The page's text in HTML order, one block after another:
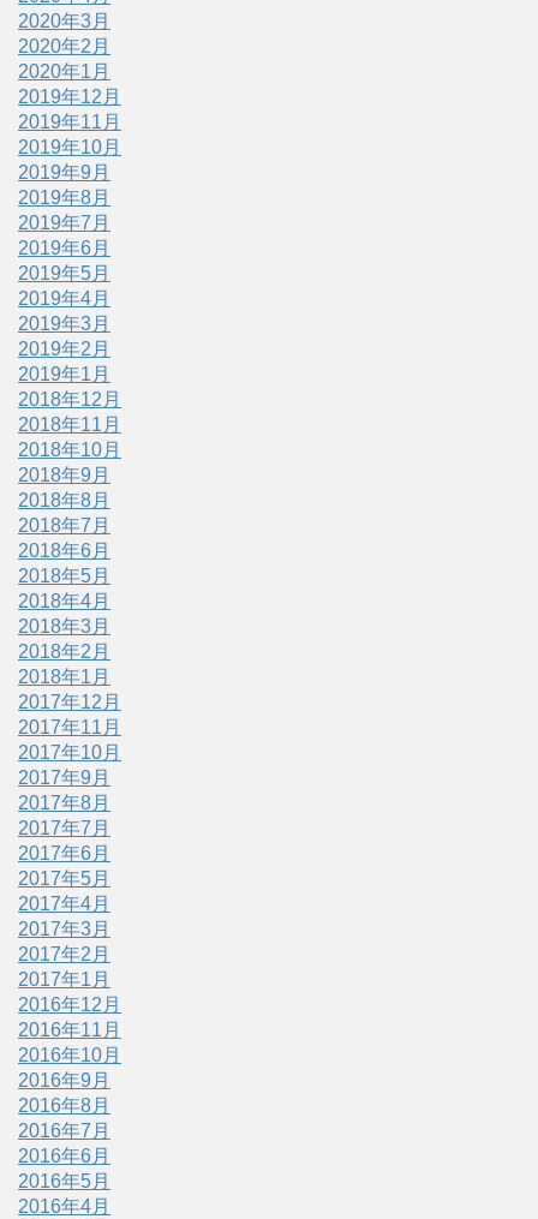
2020年3月
2020年2月
2020年1月
2019年12月
2019年11月
2019年10月
2019年9月
2019年8月
2019年7月
2019年6月
2019年5月
2019年4月
2019年3月
2019年2月
2019年1月
2018年12月
2018年11月
2018年10月
2018年9月
2018年8月
2018年7月
2018年6月
2018年5月
2018年4月
2018年3月
2018年2月
2018年1月
2017年12月
2017年11月
2017年10月
2017年9月
2017年8月
2017年7月
2017年6月
2017年5月
2017年4月
2017年3月
2017年2月
2017年1月
2016年12月
2016年11月
2016年10月
2016年9月
2016年8月
2016年7月
2016年6月
2016年5月
2016年4月